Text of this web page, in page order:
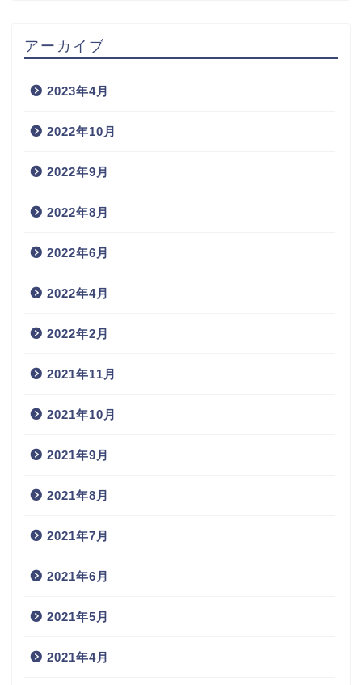
アーカイブ
2023年4月
2022年10月
2022年9月
2022年8月
2022年6月
2022年4月
2022年2月
2021年11月
2021年10月
2021年9月
2021年8月
2021年7月
2021年6月
2021年5月
2021年4月